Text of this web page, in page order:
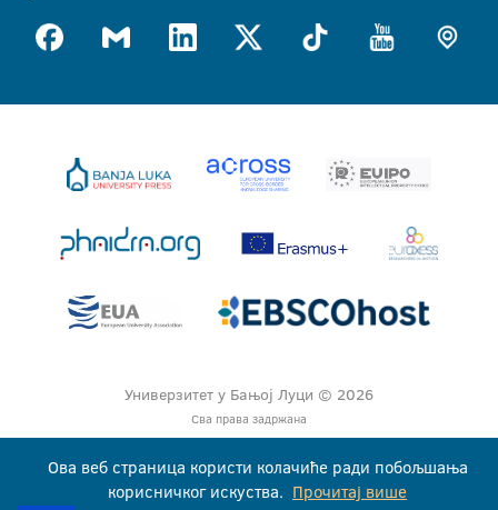
Универзитет у Бањој Луци © 2026
Сва права задржана
Ова веб страница користи колачиће ради побољшања
корисничког искуства. Прочитај више